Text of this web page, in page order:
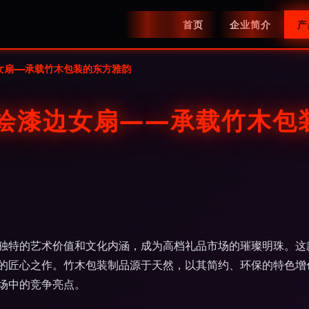
首页 企业简介
——承载竹木包装的东方雅韵
漆边女扇——承载竹木包
的艺术价值和文化内涵，成为高档礼品市场的璀璨明珠。
心之作。竹木包装制品源于天然，以其简约、环保的特色
的竞争亮点。